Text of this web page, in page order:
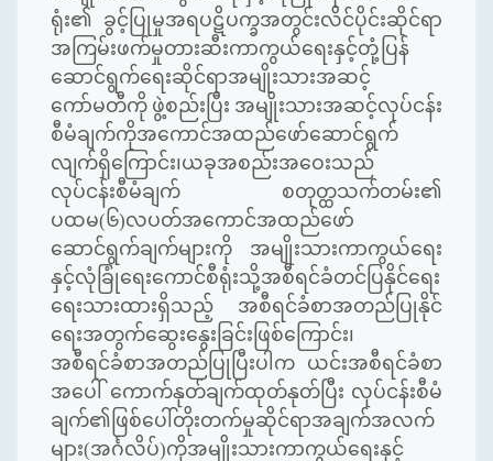
ရုံး၏ ခွင့်ပြုမှုအရပဋိပက္ခအတွင်းလိင်ပိုင်းဆိုင်ရာ
အကြမ်းဖက်မှုတားဆီးကာကွယ်ရေးနှင့်တုံ့ပြန်
ဆောင်ရွက်ရေးဆိုင်ရာအမျိုးသားအဆင့်
ကော်မတီကို ဖွဲ့စည်းပြီး အမျိုးသားအဆင့်လုပ်ငန်း
စီမံချက်ကိုအကောင်အထည်ဖော်ဆောင်ရွက်
လျက်ရှိကြောင်း၊ယခုအစည်းအဝေးသည်
လုပ်ငန်းစီမံချက် စတုတ္ထသက်တမ်း၏
ပထမ(၆)လပတ်အကောင်အထည်ဖော်
ဆောင်ရွက်ချက်များကို အမျိုးသားကာကွယ်ရေး
နှင့်လုံခြုံရေးကောင်စီရုံးသို့အစီရင်ခံတင်ပြနိုင်ရေး
ရေးသားထားရှိသည့် အစီရင်ခံစာအတည်ပြုနိုင်
ရေးအတွက်ဆွေးနွေးခြင်းဖြစ်ကြောင်း၊
အစီရင်ခံစာအတည်ပြုပြီးပါက ယင်းအစီရင်ခံစာ
အပေါ် ကောက်နုတ်ချက်ထုတ်နုတ်ပြီး လုပ်ငန်းစီမံ
ချက်၏ဖြစ်ပေါ်တိုးတက်မှုဆိုင်ရာအချက်အလက်
များ(အင်္ဂလိပ်)ကိုအမျိုးသားကာကွယ်ရေးနှင့်